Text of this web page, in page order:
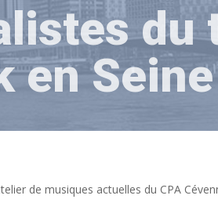
du
en
de musiques actuelles du CPA